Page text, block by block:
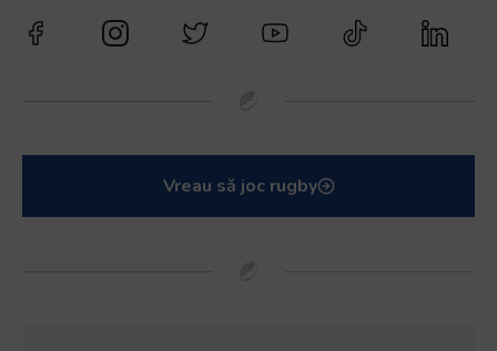
Vreau să joc rugby